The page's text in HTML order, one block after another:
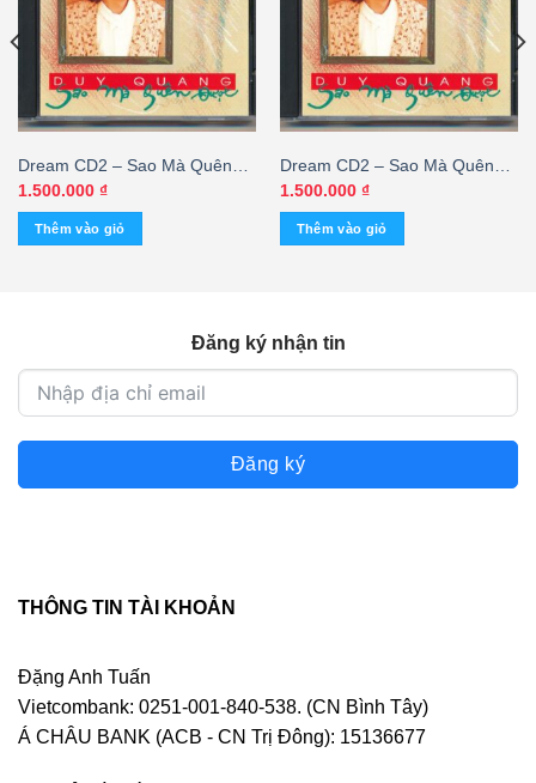
Dream CD2 – Sao Mà Quên
Được – Duy Quang (3 Góc)
KGTUS – cái
1.500.000 ₫
Thêm vào giỏ
Dream CD2 – Sao Mà Quên
Được – Duy Quang (3 Góc)
KGTUS – cái
1.500.000 ₫
Thêm vào giỏ
Đăng ký nhận tin
Đăng ký
THÔNG TIN TÀI KHOẢN
Đặng Anh Tuấn
Vietcombank: 0251-001-840-538. (CN Bình Tây)
Á CHÂU BANK (ACB - CN Trị Đông): 15136677